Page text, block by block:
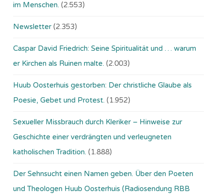
im Menschen. (2.553)
Newsletter (2.353)
Caspar David Friedrich: Seine Spiritualität und … warum
er Kirchen als Ruinen malte. (2.003)
Huub Oosterhuis gestorben: Der christliche Glaube als
Poesie, Gebet und Protest. (1.952)
Sexueller Missbrauch durch Kleriker – Hinweise zur
Geschichte einer verdrängten und verleugneten
katholischen Tradition. (1.888)
Der Sehnsucht einen Namen geben. Über den Poeten
und Theologen Huub Oosterhuis (Ra­dio­sen­dung RBB